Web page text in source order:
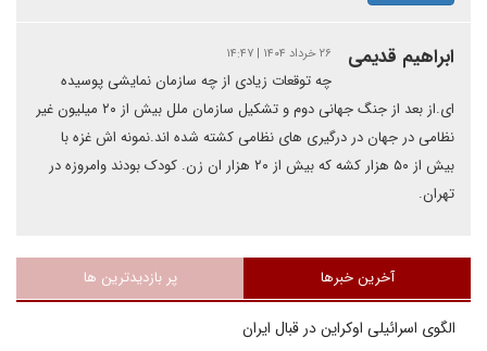
ابراهیم قدیمی ۲۶ خرداد ۱۴۰۴ | ۱۴:۴۷
چه توقعات زیادی از چه سازمان نمایشی پوسیده
ای.از بعد از جنگ جهانی دوم و تشکیل سازمان ملل بیش از ۲۰ میلیون غیر
نظامی در جهان در درگیری های نظامی کشته شده اند.نمونه اش غزه با
بیش از ۵۰ هزار کشه که بیش از ۲۰ هزار ان زن. کودک بودند وامروزه در
تهران.
آخرین خبرها پر بازدیدترین ها
الگوی اسرائیلی اوکراین در قبال ایران